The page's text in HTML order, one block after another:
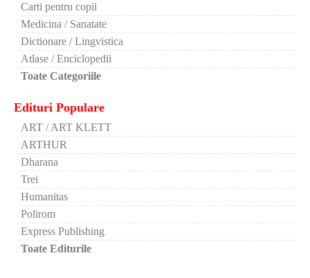
Carti pentru copii
Medicina / Sanatate
Dictionare / Lingvistica
Atlase / Enciclopedii
Toate Categoriile
Edituri Populare
ART / ART KLETT
ARTHUR
Dharana
Trei
Humanitas
Polirom
Express Publishing
Toate Editurile